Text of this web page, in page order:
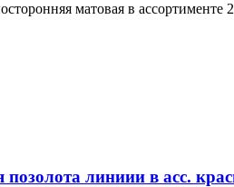
матовая в ассортименте
линиии в асс.